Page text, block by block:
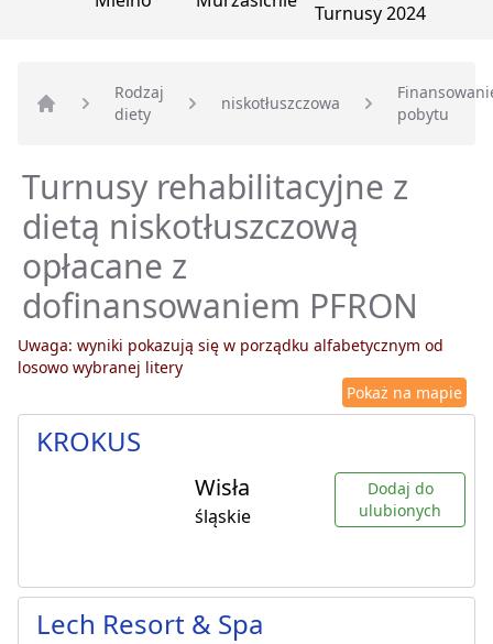
Strona główna
Rodzaj
diety
niskotłuszczowa
pobytu
Turnusy rehabilitacyjne z
dietą niskotłuszczową
opłacane z
dofinansowaniem PFRON
Uwaga: wyniki pokazują się w porządku alfabetycznym od
losowo wybranej litery
Pokaż na mapie
KROKUS
Wisła
śląskie
Dodaj do
ulubionych
Lech Resort & Spa